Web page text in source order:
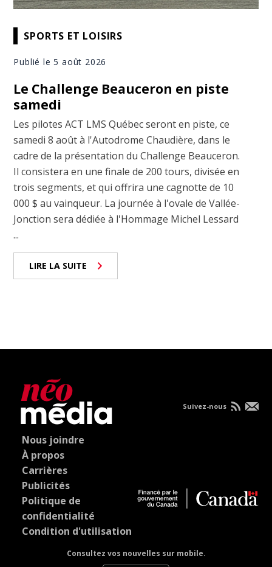
SPORTS ET LOISIRS
Publié le 5 août 2026
Le Challenge Beauceron en piste
samedi
Les pilotes ACT LMS Québec seront en piste, ce
samedi 8 août à l'Autodrome Chaudière, dans le
cadre de la présentation du Challenge Beauceron.
Il consistera en une finale de 200 tours, divisée en
trois segments, et qui offrira une cagnotte de 10
000 $ au vainqueur. La journée à l'ovale de Vallée-
Jonction sera dédiée à l'Hommage Michel Lessard
...
LIRE LA SUITE
Nous joindre
À propos
Carrières
Publicités
Politique de
confidentialité
Condition d'utilisation
Consultez vos nouvelles sur mobile.
Suivez-nous